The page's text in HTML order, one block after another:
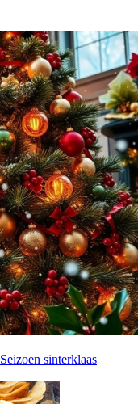
Seizoen sinterklaas